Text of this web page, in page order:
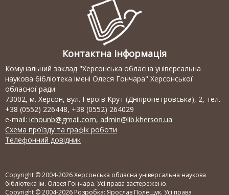
Контактна інформація
Комунальний заклад "Херсонська обласна універсальна
наукова бібліотека імені Олеся Гончара" Херсонської
обласної ради
73002, м. Херсон, вул. Героїв Крут (Дніпропетровська), 2, тел.
+38 (0552) 226448, +38 (0552) 264029
e-mail: ichounb@gmail.com, admin@lib.kherson.ua
Схема проїзду та графік роботи
Телефонний довідник
Copyright © 2004-2026 Херсонська обласна універсальна наукова
бібліотека ім. Олеся Гончара. Усі права застережено.
Copyright © 2004-2026 Розробка: Ярослав Полещук. Усі права